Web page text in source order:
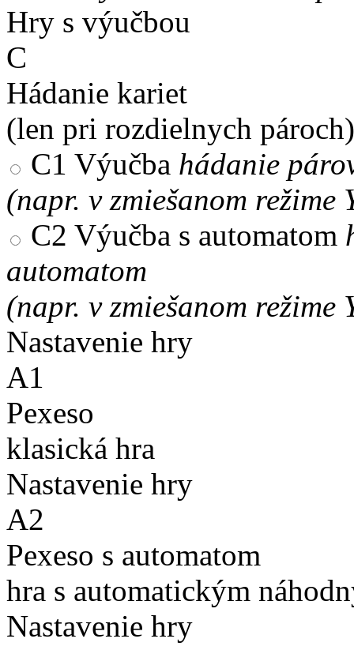
Hry s výučbou
C
Hádanie kariet
(len pri rozdielnych pároch)
C1 Výučba hádanie
(napr. v zmiešanom režime
C2 Výučba s automatom
automatom
(napr. v zmiešanom režime
Nastavenie hry
A1
Pexeso
klasická hra
Nastavenie hry
A2
Pexeso s automatom
hra s automatickým
Nastavenie hry